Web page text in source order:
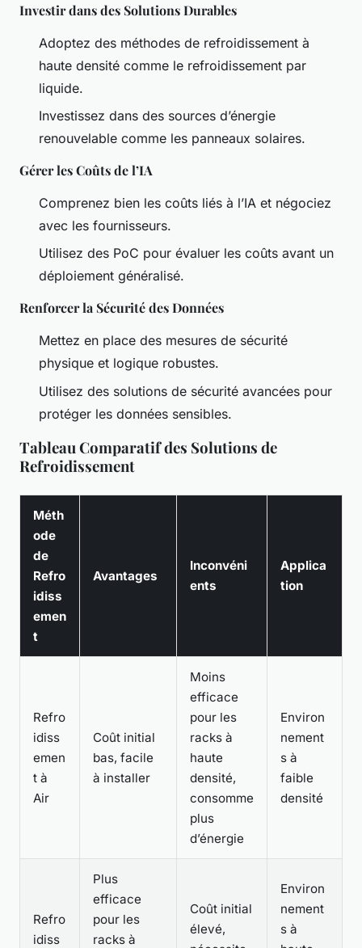
Investir dans des Solutions Durables
Adoptez des méthodes de refroidissement à
haute densité comme le refroidissement par
liquide.
Investissez dans des sources d’énergie
renouvelable comme les panneaux solaires.
Gérer les Coûts de l’IA
Comprenez bien les coûts liés à l’IA et négociez
avec les fournisseurs.
Utilisez des PoC pour évaluer les coûts avant un
déploiement généralisé.
Renforcer la Sécurité des Données
Mettez en place des mesures de sécurité
physique et logique robustes.
Utilisez des solutions de sécurité avancées pour
protéger les données sensibles.
Tableau Comparatif des Solutions de
Refroidissement
Méth
ode
de
Refro
idiss
emen
t
Avantages
Inconvéni
ents
Applica
tion
Refro
idiss
emen
t à
Air
Coût initial
bas, facile
à installer
Moins
efficace
pour les
racks à
haute
densité,
consomme
plus
d’énergie
Environ
nement
s à
faible
densité
Refro
idiss
Plus
efficace
pour les
racks à
Coût initial
élevé,
Environ
nement
s à